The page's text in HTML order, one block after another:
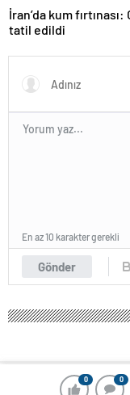
0 0
İran’da kum
tatil edildi
Gönder
En az 10 karakter gerekli